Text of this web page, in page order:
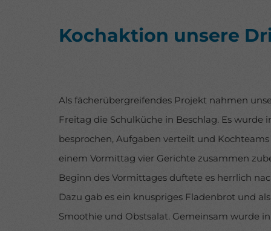
Kochaktion unsere
Als fächerübergreifendes Projekt nahmen
Freitag die Schulküche in Beschlag. Es wurde
besprochen, Aufgaben verteilt und
einem Vormittag vier Gerichte zusammen
Beginn des Vormittages duftete es herrlich
Dazu gab es ein knuspriges Fladenbrot und
Smoothie und Obstsalat. Gemeinsam wurde